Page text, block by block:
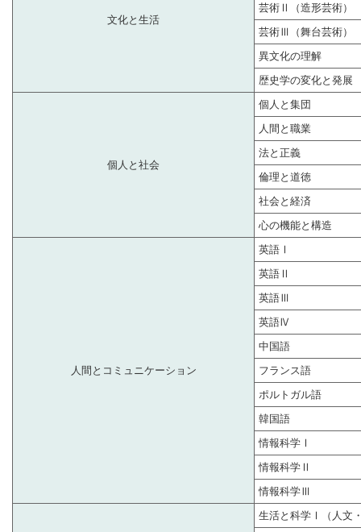
文化と生活
芸術Ⅱ（造形芸術）
芸術Ⅲ（舞台芸術）
異文化の理解
歴史学の変化と発展
個人と社会
個人と集団
人間と職業
法と正義
倫理と道徳
社会と経済
心の機能と構造
人間とコミュニケーション
英語Ⅰ
英語Ⅱ
英語Ⅲ
英語Ⅳ
中国語
フランス語
ポルトガル語
韓国語
情報科学Ⅰ
情報科学Ⅱ
情報科学Ⅲ
生活と科学Ⅰ（人文